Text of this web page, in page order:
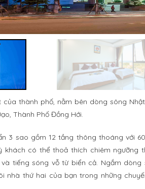
thành phố, nằm bên dòng sông
Thành Phố Đồng Hới.
3 sao gồm 12 tầng thông thoáng với
khách có thể thoả thích chiêm ngưỡng
tiếng sóng vỗ từ biển cả. Ngắm
nhà thứ hai của bạn trong những